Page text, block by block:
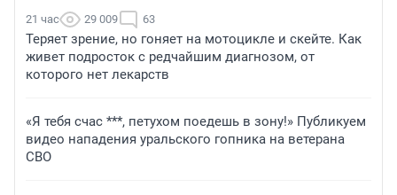
21 час 29 009 63
Теряет зрение, но гоняет на мотоцикле и скейте. Как
живет подросток с редчайшим диагнозом, от
которого нет лекарств
«Я тебя счас ***, петухом поедешь в зону!» Публикуем
видео нападения уральского гопника на ветерана
СВО